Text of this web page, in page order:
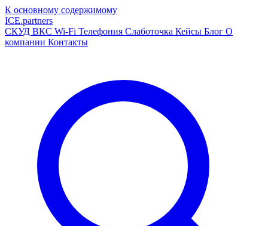
К основному содержимому
ICE.partners
СКУД ВКС Wi-Fi Телефония Слаботочка Кейсы Блог О
компании Контакты